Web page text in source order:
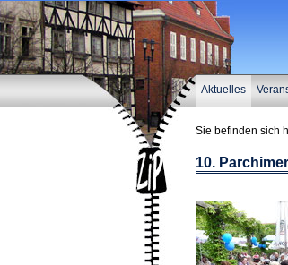
Aktuelles
Sie befinden sich
10.